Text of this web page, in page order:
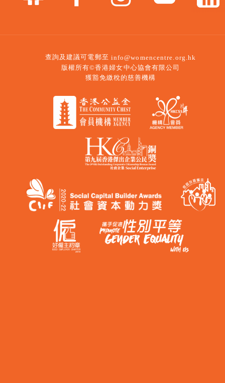
查詢及建議可電郵至 info@womencentre.org.hk
版權所有©香港婦女中心協會有限公司
獲豁免繳稅的慈善機構